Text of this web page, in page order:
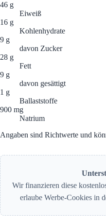
46 g
Eiweiß
16 g
Kohlenhydrate
9 g
davon Zucker
28 g
Fett
9 g
davon gesättigt
1 g
Ballaststoffe
900 mg
Natrium
Angaben sind Richtwerte und
Wir finanzieren diese
erlaube Werbe-Cookies in